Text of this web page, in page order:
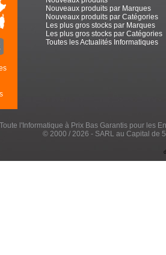
Nouveaux produits par Marques
Nouveaux produits par Catégories
Les plus gros stocks par Marques
Les plus gros stocks par Catégories
Toutes les Actualités Informatiques
l'Informatique à Prix Bas Garantis pour les
© 2000 / 2026 - SARL au Capital de